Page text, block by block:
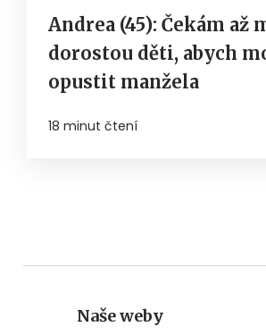
Andrea (45): Čekám až
dorostou děti, abych
opustit manžela
18 minut čtení
Naše weby